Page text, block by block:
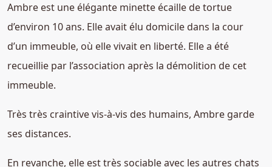
Ambre est une élégante minette écaille de tortue
d’environ 10 ans. Elle avait élu domicile dans la cour
d’un immeuble, où elle vivait en liberté. Elle a été
recueillie par l’association après la démolition de cet
immeuble.
Très très craintive vis-à-vis des humains, Ambre garde
ses distances.
En revanche, elle est très sociable avec les autres chats